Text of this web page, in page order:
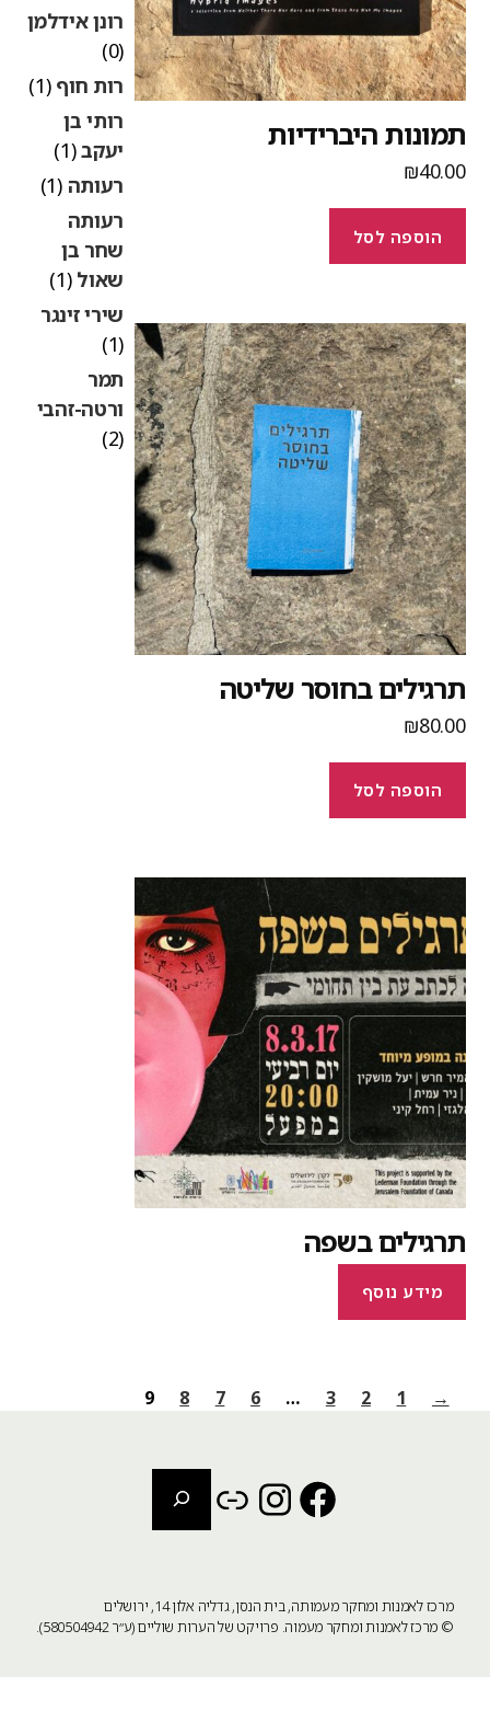
היברידיות
₪
הוספה לסל
בחוסר שליטה
₪
הוספה לסל
בשפה
מידע נוסף
2
3
…
6
7
8
9
רונן אידלמן
(0)
רות חוף(1)
רותי בן
יעקב(1)
רעותה(1)
רעותה
שחר בן
שאול(1)
שירי זינגר
(1)
תמר
ורטה-זהבי
(2)
מרכז לאמנות ומחקר מעמותה, בית הנסן, גדליה אלון 14, ירושלים
מרכז לאמנות ומחקר מעמוה. פרויקט של הערות שוליים (ע״ר 580504942).
Facebook
Instagram
Link